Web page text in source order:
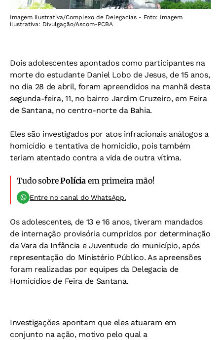
Imagem ilustrativa/Complexo de Delegacias - Foto: Imagem
ilustrativa: Divulgação/Ascom-PCBA
Dois adolescentes apontados como participantes na
morte do estudante Daniel Lobo de Jesus, de 15 anos,
no dia 28 de abril, foram apreendidos na manhã desta
segunda-feira, 11, no bairro Jardim Cruzeiro, em Feira
de Santana, no centro-norte da Bahia.
Eles são investigados por atos infracionais análogos a
homicídio e tentativa de homicídio, pois também
teriam atentado contra a vida de outra vítima.
Tudo sobrePolícia em primeira mão!
Entre no canal do WhatsApp.
Os adolescentes, de 13 e 16 anos, tiveram mandados
de internação provisória cumpridos por determinação
da Vara da Infância e Juventude do município, após
representação do Ministério Público. As apreensões
foram realizadas por equipes da Delegacia de
Homicídios de Feira de Santana.
Investigações apontam que eles atuaram em
conjunto na ação, motivo pelo qual a